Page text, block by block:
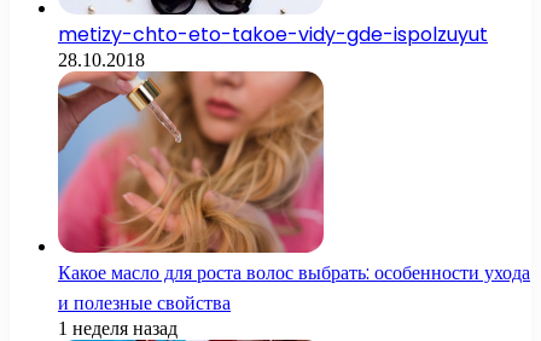
metizy-chto-eto-takoe-vidy-gde-ispolzuyut
28.10.2018
Какое масло для роста волос выбрать: особенности ухода
и полезные свойства
1 неделя назад